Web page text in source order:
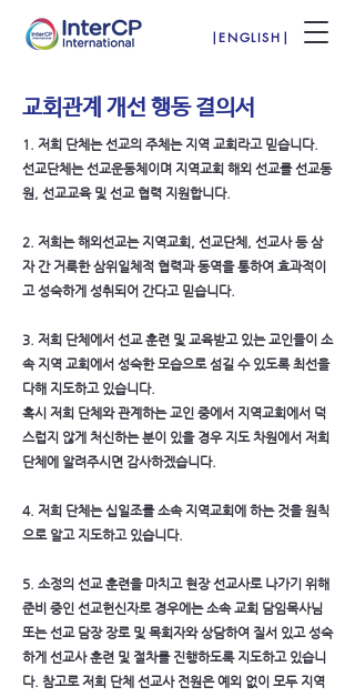
|ENGLISH|
교회관계 개선 행동 결의서
1. 저희 단체는 선교의 주체는 지역 교회라고 믿습니다.
선교단체는 선교운동체이며 지역교회 해외 선교를 선교동
원, 선교교육 및 선교 협력 지원합니다.
2. 저희는 해외선교는 지역교회, 선교단체, 선교사 등 삼
자 간 거룩한 삼위일체적 협력과 동역을 통하여 효과적이
고 성숙하게 성취되어 간다고 믿습니다.
3. 저희 단체에서 선교 훈련 및 교육받고 있는 교인들이 소
속 지역 교회에서 성숙한 모습으로 섬길 수 있도록 최선을
다해 지도하고 있습니다.
혹시 저희 단체와 관계하는 교인 중에서 지역교회에서 덕
스럽지 않게 처신하는 분이 있을 경우 지도 차원에서 저희
단체에 알려주시면 감사하겠습니다.
4. 저희 단체는 십일조를 소속 지역교회에 하는 것을 원칙
으로 알고 지도하고 있습니다.
5. 소정의 선교 훈련을 마치고 현장 선교사로 나가기 위해
준비 중인 선교헌신자로 경우에는 소속 교회 담임목사님
또는 선교 담장 장로 및 목회자와 상담하여 질서 있고 성숙
하게 선교사 훈련 및 절차를 진행하도록 지도하고 있습니
다. 참고로 저희 단체 선교사 전원은 예외 없이 모두 지역